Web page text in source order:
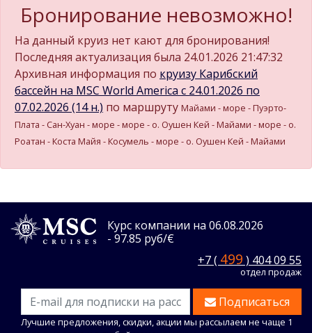
Бронирование невозможно!
На данный круиз нет кают для бронирования!
Последняя актуализация была 24.01.2026 21:47:32
Архивная информация по круизу Карибский
бассейн на MSC World America c 24.01.2026 по
07.02.2026 (14 н.) по маршруту Майами - море - Пуэрто-
Плата - Сан-Хуан - море - море - о. Оушен Кей - Майами - море - о.
Роатан - Коста Майя - Косумель - море - о. Оушен Кей - Майами
Курс компании на 06.08.2026
- 97.85 руб/€
+7 ( 499 ) 404 09 55
отдел продаж
Подписаться
Лучшие предложения, скидки, акции мы рассылаем не чаще 1